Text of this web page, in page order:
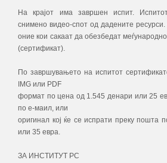
На крајот има завршен испит.
снимено видео-спот од дадените
оние кои сакаат да обезбедат
(сертификат).
По завршувањето на испитот
IMG или PDF
формат по цена од 1.545 денари или 25
по е-маил, или
оригинал кој ќе се испрати преку пошта
или 35 евра.
ЗА ИНСТИТУТ РС